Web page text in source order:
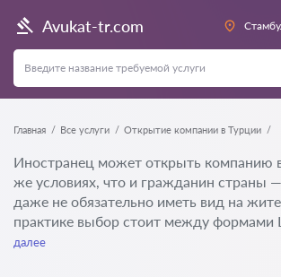
Avukat-tr.com
Главная Все услуги Открытие компании в Турции
Иностранец может открыть компанию
же условиях, что и гражданин страны
даже не обязательно иметь вид на
практике выбор стоит между формами
далее